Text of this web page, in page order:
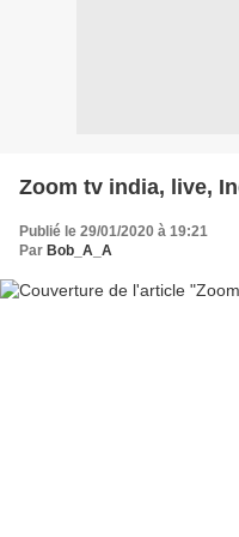
Zoom tv india, live,
Publié le 29/01/2020 à 19:21
Par Bob_A_A